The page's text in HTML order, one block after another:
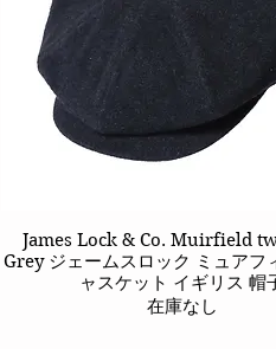
クイックビュー
James Lock & Co. Muirfield
Grey ジェームスロック ミュアフ
ャスケット イギリス 帽
在庫なし